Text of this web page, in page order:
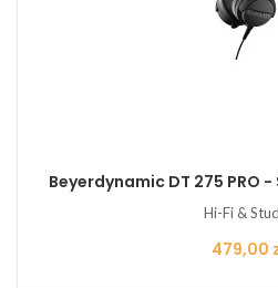
Beyerdynamic DT 275 PRO
Hi-Fi &
Cena
479,00